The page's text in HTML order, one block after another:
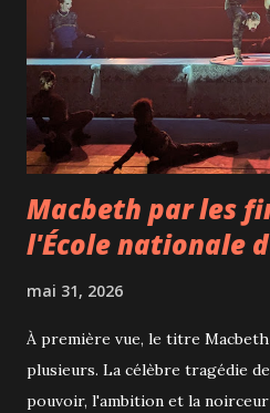
Macbeth par les
l'École nationale
mai 31, 2026
À première vue, le titre
plusieurs. La célèbre tragédie
pouvoir, l'ambition et la noirceur